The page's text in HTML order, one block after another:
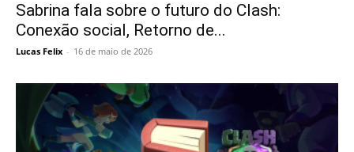
Sabrina fala sobre o futuro do Clash:
Conexão social, Retorno de...
Lucas Felix - 16 de maio de 2026